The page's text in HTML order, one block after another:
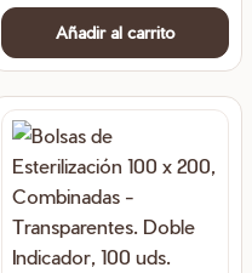
Añadir al carrito